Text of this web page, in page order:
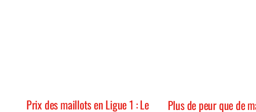
Prix des maillots en Ligue 1 : Le Plus de peur que de